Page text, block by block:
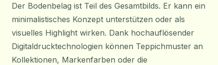
Der Bodenbelag ist Teil des Gesamtbilds. Er kann ein
minimalistisches Konzept unterstützen oder als
visuelles Highlight wirken. Dank hochauflösender
Digitaldrucktechnologien können Teppichmuster an
Kollektionen, Markenfarben oder die